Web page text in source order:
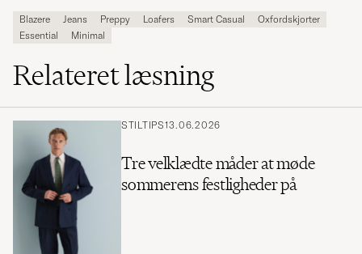
Blazere Jeans Preppy Loafers Smart Casual
Oxfordskjorter
Essential
Minimal
Relateret læsning
STILTIPS13.06.2026
Tre velklædte måder at møde
sommerens festligheder på